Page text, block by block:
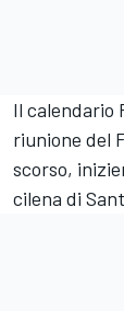
Il calendario
riunione del
scorso,
cilena di